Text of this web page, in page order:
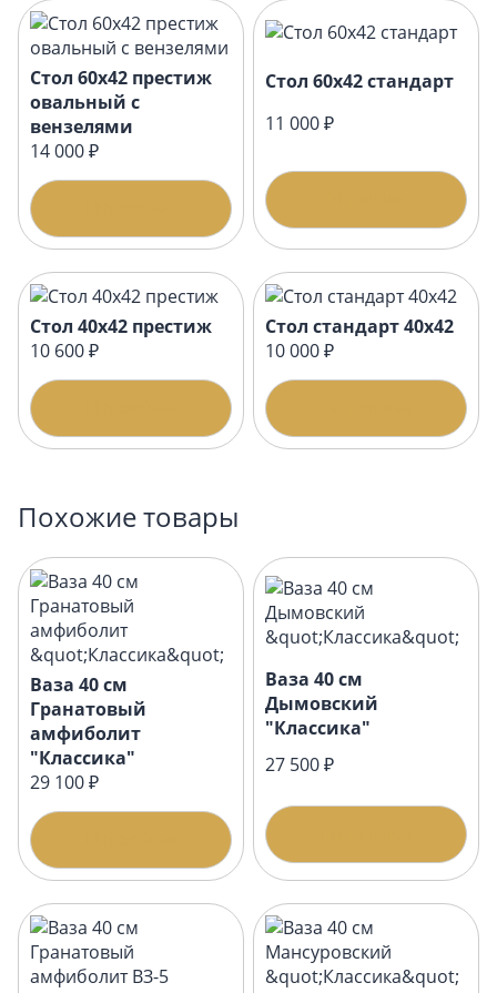
Стол 60х42 престиж
овальный с
вензелями
14 000 ₽
Стол 60х42 стандарт
11 000 ₽
Стол 40х42 престиж
10 600 ₽
Стол стандарт 40х42
10 000 ₽
Похожие товары
Ваза 40 см
Гранатовый
амфиболит
"Классика"
29 100 ₽
Ваза 40 см
Дымовский
"Классика"
27 500 ₽